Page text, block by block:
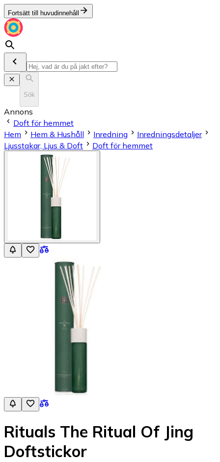
Fortsätt till huvudinnehåll
Sök
Annons
Doft för hemmet
Hem
Hem & Hushåll Inredning
Inredningsdetaljer
Ljusstakar, Ljus & Doft
Doft för hemmet
Rituals The Ritual Of Jing
Doftstickor